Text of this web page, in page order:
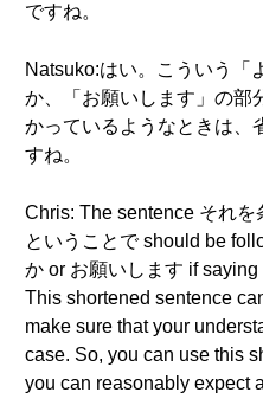
ですね。
Natsuko:はい。こういう「
か、「お願いします」の部
かっているようなときは、
すね。
Chris: The sentence それを
ということで should be
か or お願いします if
This shortened sentence
make sure that your
case. So, you can use this
you can reasonably expect